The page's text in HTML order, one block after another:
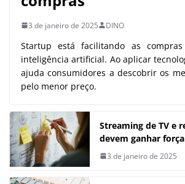
3 de janeiro de 2025 DINO
Startup está facilitando as
inteligência artificial. Ao aplicar
ajuda consumidores a descobrir os
pelo menor preço.
Streaming de TV e
devem ganhar
3 de janeiro de 2025